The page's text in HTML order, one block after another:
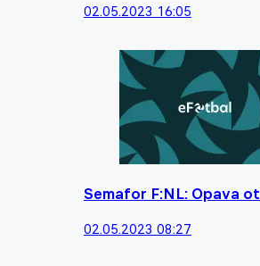
02.05.2023 16:05
Semafor F:NL: Opava
02.05.2023 08:27